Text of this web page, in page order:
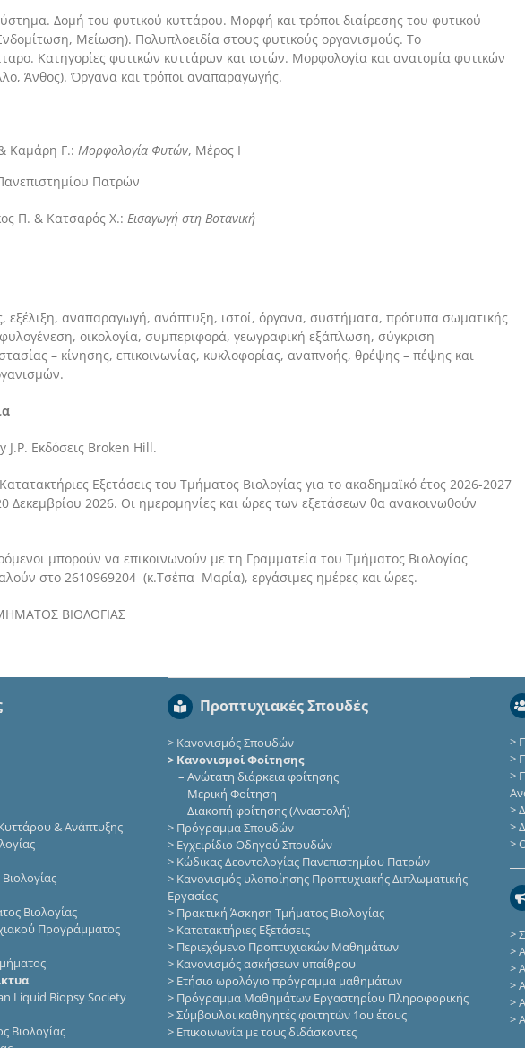
Δομή του φυτικού κυττάρου. Μορφή και τρόποι διαίρεσης του φυτικού
Μείωση). Πολυπλοειδία στους φυτικούς οργανισμούς. Το
Κατηγορίες φυτικών κυττάρων και ιστών. Μορφολογία και ανατομία φυτικών
Άνθος). Όργανα και τρόποι αναπαραγωγής.
Καμάρη Γ.: Μορφολογία Φυτών, Μέρος Ι
Πατρών
Π. & Κατσαρός Χ.: Εισαγωγή στη Βοτανική
εξέλιξη, αναπαραγωγή, ανάπτυξη, ιστοί, όργανα, συστήματα, πρότυπα σωματικής
οικολογία, συμπεριφορά, γεωγραφική εξάπλωση, σύγκριση
– κίνησης, επικοινωνίας, κυκλοφορίας, αναπνοής, θρέψης – πέψης και
Εκδόσεις Broken Hill.
Εξετάσεις του Τμήματος Βιολογίας για το ακαδημαϊκό έτος 2026-2027
Δεκεμβρίου 2026. Οι ημερομηνίες και ώρες των εξετάσεων θα ανακοινωθούν
μπορούν να επικοινωνούν με τη Γραμματεία του Τμήματος Βιολογίας
στο 2610969204 (κ.Τσέπα Μαρία), εργάσιμες ημέρες και ώρες.
ΒΙΟΛΟΓΙΑΣ
& Ανάπτυξης
Βιολογίας
Προγράμματος
Liquid Biopsy Society
Βιολογίας
Προπτυχιακές Σπουδές
> Κανονισμός Σπουδών
> Κανονισμοί Φοίτησης
–Ανώτατη διάρκεια φοίτησης
– Μερική Φοίτηση
–Διακοπή φοίτησης (Αναστολή)
> Πρόγραμμα Σπουδών
> Εγχειρίδιο Οδηγού Σπουδών
> Κώδικας Δεοντολογίας Πανεπιστημίου Πατρών
> Κανονισμός υλοποίησης Προπτυχιακής Διπλωματικής
Εργασίας
> Πρακτική Άσκηση Τμήματος Βιολογίας
> Κατατακτήριες Eξετάσεις
> Περιεχόμενο Προπτυχιακών Μαθημάτων
> Κανονισμός ασκήσεων υπαίθρου
> Ετήσιο ωρολόγιο πρόγραμμα μαθημάτων
> Πρόγραμμα Μαθημάτων Εργαστηρίου Πληροφορικής
>Σύμβουλοι καθηγητές φοιτητών 1ου έτους
> Επικοινωνία με τους διδάσκοντες
>
>
>
>
>
>
>
>
>
>
>
>